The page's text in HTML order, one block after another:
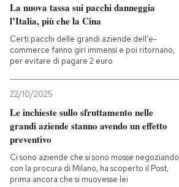
I MIEI PREFERITI
SHOP
CALENDARIO
Entra
La nuova tassa sui pacchi danneggia
l’Italia, più che la Cina
Certi pacchi delle grandi aziende dell'e-
commerce fanno giri immensi e poi ritornano,
per evitare di pagare 2 euro
22/10/2025
Le inchieste sullo sfruttamento nelle
grandi aziende stanno avendo un effetto
preventivo
Ci sono aziende che si sono mosse negoziando
con la procura di Milano, ha scoperto il Post,
prima ancora che si muovesse lei